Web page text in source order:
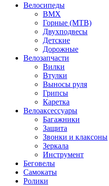
Велосипеды
BMX
Горные (MTB)
Двухподвесы
Детские
Дорожные
Велозапчасти
Вилки
Втулки
Выносы руля
Грипсы
Каретка
Велоаксессуары
Багажники
Защита
Звонки и клаксоны
Зеркала
Инструмент
Беговелы
Самокаты
Ролики